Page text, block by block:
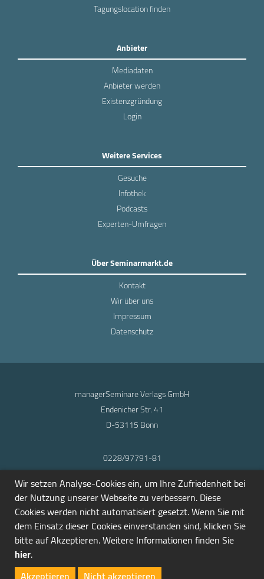
Tagungslocation finden
Anbieter
Mediadaten
Anbieter werden
Existenzgründung
Login
Weitere Services
Gesuche
Infothek
Podcasts
Experten-Umfragen
Über Seminarmarkt.de
Kontakt
Wir über uns
Impressum
Datenschutz
managerSeminare Verlags GmbH
Endenicher Str. 41
D-53115 Bonn
0228/97791-81
info@seminarmarkt.de
© 2001-2026
Wir setzen Analyse-Cookies ein, um Ihre Zufriedenheit bei
der Nutzung unserer Webseite zu verbessern. Diese
Cookies werden nicht automatisiert gesetzt. Wenn Sie mit
dem Einsatz dieser Cookies einverstanden sind, klicken Sie
bitte auf Akzeptieren. Weitere Informationen finden Sie
hier.